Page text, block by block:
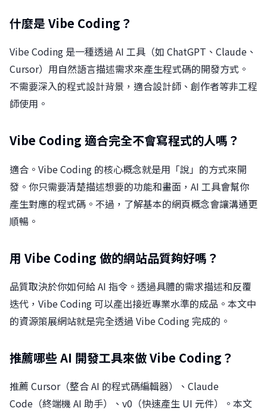
什麼是 Vibe Coding？
Vibe Coding 是一種透過 AI 工具（如 ChatGPT、Claude、
Cursor）用自然語言描述需求來產生程式碼的開發方式。
不需要深入的程式設計背景，適合設計師、創作者等非工程
師使用。
Vibe Coding 適合完全不會寫程式的人嗎？
適合。Vibe Coding 的核心概念就是用「說」的方式來開
發。你只需要清楚描述想要的功能和畫面，AI 工具會幫你
產生對應的程式碼。不過，了解基本的網頁概念會讓溝通更
順暢。
用 Vibe Coding 做的網站品質夠好嗎？
品質取決於你如何給 AI 指令。透過具體的需求描述和反覆
迭代，Vibe Coding 可以產出接近專業水準的成品。本文中
的資源策展網站就是完全透過 Vibe Coding 完成的。
推薦哪些 AI 開發工具來做 Vibe Coding？
推薦 Cursor（整合 AI 的程式碼編輯器）、Claude
Code（終端機 AI 助手）、v0（快速產生 UI 元件）。本文